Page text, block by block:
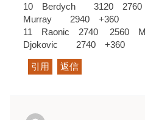
10 Berdych 3120
Murray 2940 +360
11 Raonic 2740 2560
Djokovic 2740 +360
引用 返信